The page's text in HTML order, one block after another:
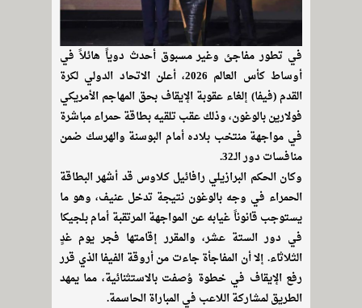
في تطور مفاجئ وغير مسبوق أحدث دوياً هائلاً في
أوساط كأس العالم 2026، أعلن الاتحاد الدولي لكرة
القدم (فيفا) إلغاء عقوبة الإيقاف بحق المهاجم الأمريكي
فولارين بالوغون، وذلك عقب تلقيه بطاقة حمراء مباشرة
في مواجهة منتخب بلاده أمام البوسنة والهرسك ضمن
منافسات دور الـ32.
وكان الحكم البرازيلي رافائيل كلاوس قد أشهر البطاقة
الحمراء في وجه بالوغون نتيجة تدخل عنيف، وهو ما
يستوجب قانوناً غيابه عن المواجهة المرتقبة أمام بلجيكا
في دور الستة عشر، والمقرر إقامتها فجر يوم غدٍ
الثلاثاء. إلا أن المفاجأة جاءت من أروقة الفيفا الذي قرر
رفع الإيقاف في خطوة وُصفت بالاستثنائية، مما يمهد
الطريق لمشاركة اللاعب في المباراة الحاسمة.